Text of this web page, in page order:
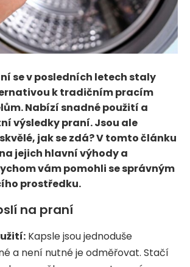
se v posledních letech staly
k tradičním pracím
Nabízí snadné použití a
výsledky praní. Jsou ale
jak se zdá? V tomto článku
jejich hlavní výhody a
vám pomohli se správným
prostředku.
na praní
Kapsle jsou jednoduše
a není nutné je odměřovat. Stačí